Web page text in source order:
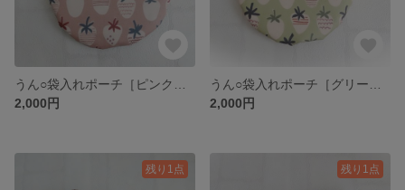
2,000円
2,000円
残り1点 残り1点